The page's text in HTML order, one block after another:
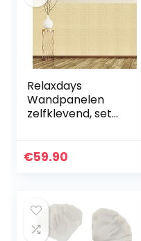
Relaxdays
Wandpanelen
zelfklevend, set
steenlook, 3D-
€59.90